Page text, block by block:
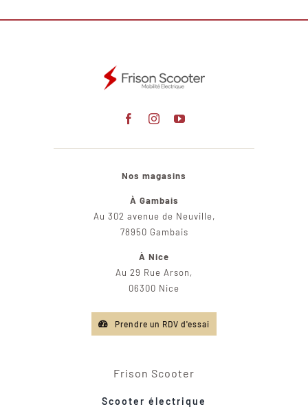
Nos magasins
À Gambais
Au 302 avenue de Neuville,
78950 Gambais
À Nice
Au 29 Rue Arson,
06300 Nice
Prendre un RDV d'essai
Frison Scooter
Scooter électrique